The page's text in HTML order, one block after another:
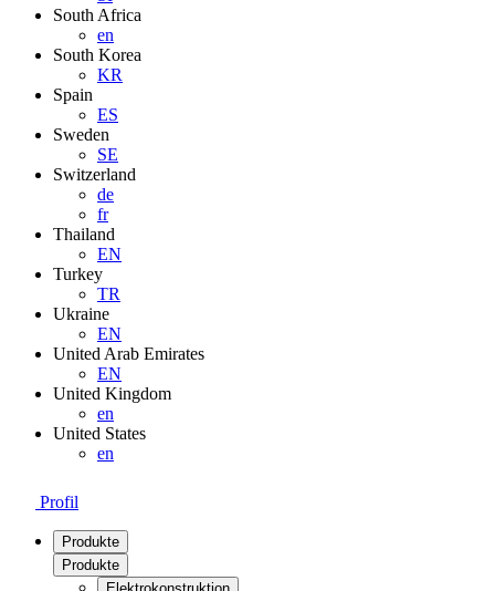
South Africa
en
South Korea
KR
Spain
ES
Sweden
SE
Switzerland
de
fr
Thailand
EN
Turkey
TR
Ukraine
EN
United Arab Emirates
EN
United Kingdom
en
United States
en
Profil
Produkte
Produkte